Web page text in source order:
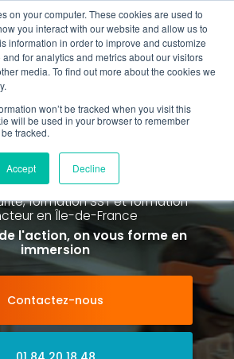
on your computer. These cookies are used to
you interact with our website and allow us to
information in order to improve and customize
for analytics and metrics about our visitors
media. To find out more about the cookies we
won’t be tracked when you visit this
will be used in your browser to remember
tracked.
Accept Decline
Rappel gratuit
de la formation SST et
Formation Incendie
Défense depuis 2015
formation SST et formation
en Île-de-France
l'action, on vous forme en
immersion
Contactez-nous